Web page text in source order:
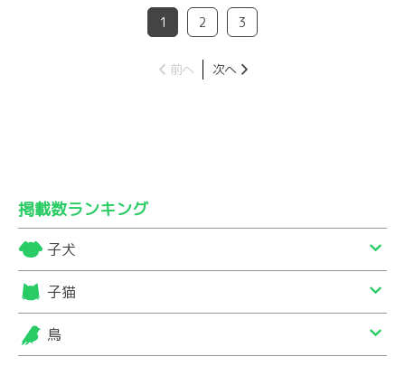
1 2 3
前へ 次へ
掲載数ランキング
子犬
子猫
鳥